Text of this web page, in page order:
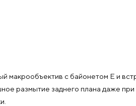
макрообъектив с байонетом E и
размытие заднего плана даже